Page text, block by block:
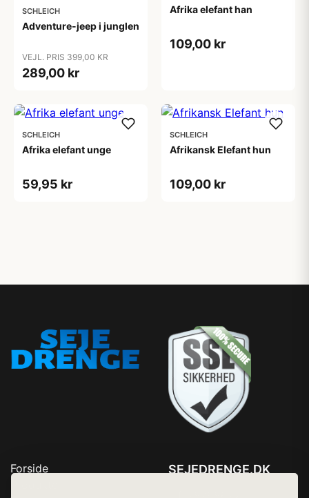
SCHLEICH
Adventure-jeep i junglen
VEJL. PRIS 399,00 KR
289,00 kr
Afrika elefant han
109,00 kr
SCHLEICH
Afrika elefant unge
59,95 kr
SCHLEICH
Afrikansk Elefant hun
109,00 kr
Forside
SEJEDRENGE.DK